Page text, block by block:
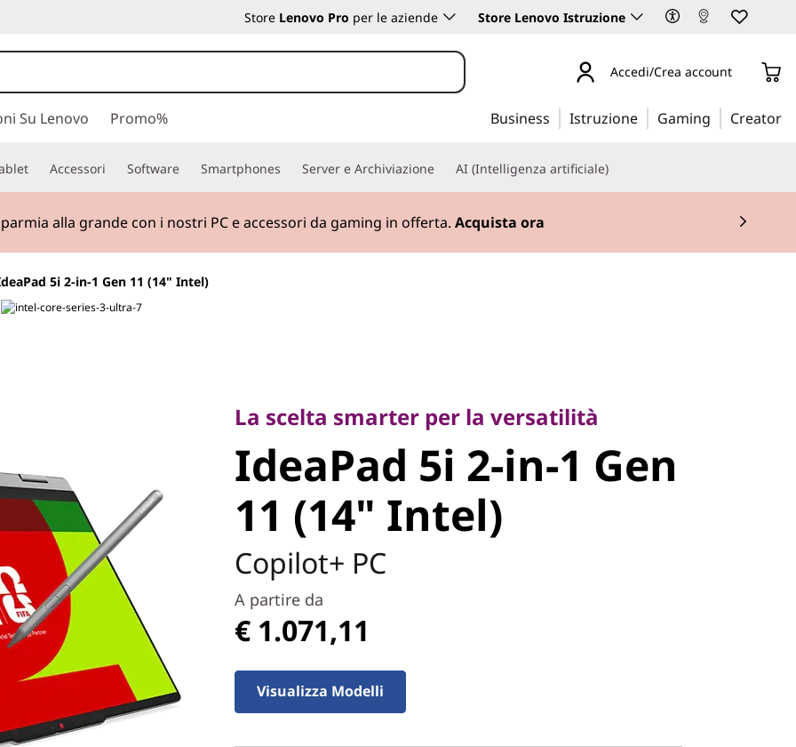
Store Lenovo Pro per le aziende Store Lenovo Istruzione
Accedi/Crea account
Su Lenovo Promo% Business Istruzione Gaming Creator
Accessori Software Smartphones Server e Archiviazione AI (Intelligenza artificiale)
X1 Carbon Gen14 | minimo peso, massima potenza.Acquista ora
5i 2-in-1 Gen 11 (14" Intel)
IdeaPad 5i 2-in-1
Gen 11 (14" Intel)
La scelta smarter per la versatilità
IdeaPad 5i 2-in-1 Gen
11 (14" Intel)
Copilot+ PC
A partire da
€ 1.071,11
Visualizza Modelli